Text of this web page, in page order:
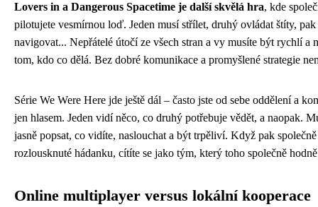
Lovers in a Dangerous Spacetime je další skvělá hra, kde
pilotujete vesmírnou loď. Jeden musí střílet, druhý ovládat štíty, pak
navigovat... Nepřátelé útočí ze všech stran a vy musíte být rychlí a
tom, kdo co dělá. Bez dobré komunikace a promyšlené strategie
Série We Were Here jde ještě dál – často jste od sebe oddělení a
jen hlasem. Jeden vidí něco, co druhý potřebuje vědět, a naopak.
jasně popsat, co vidíte, naslouchat a být trpěliví. Když pak společně
rozlousknuté hádanku, cítíte se jako tým, který toho společně
Online multiplayer versus lokální kooperace